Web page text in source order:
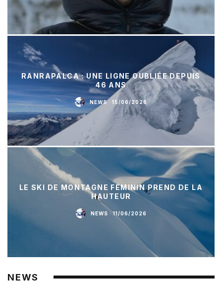
RANRAPALCA : UNE LIGNE OUBLIÉE DEPUIS
46 ANS
NEWS · 15/06/2026
LE SKI DE MONTAGNE FÉMININ PREND DE LA
HAUTEUR
NEWS · 11/06/2026
NEWS